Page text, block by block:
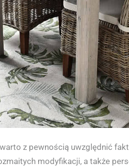
z pewnością uwzględnić
modyfikacji, a także